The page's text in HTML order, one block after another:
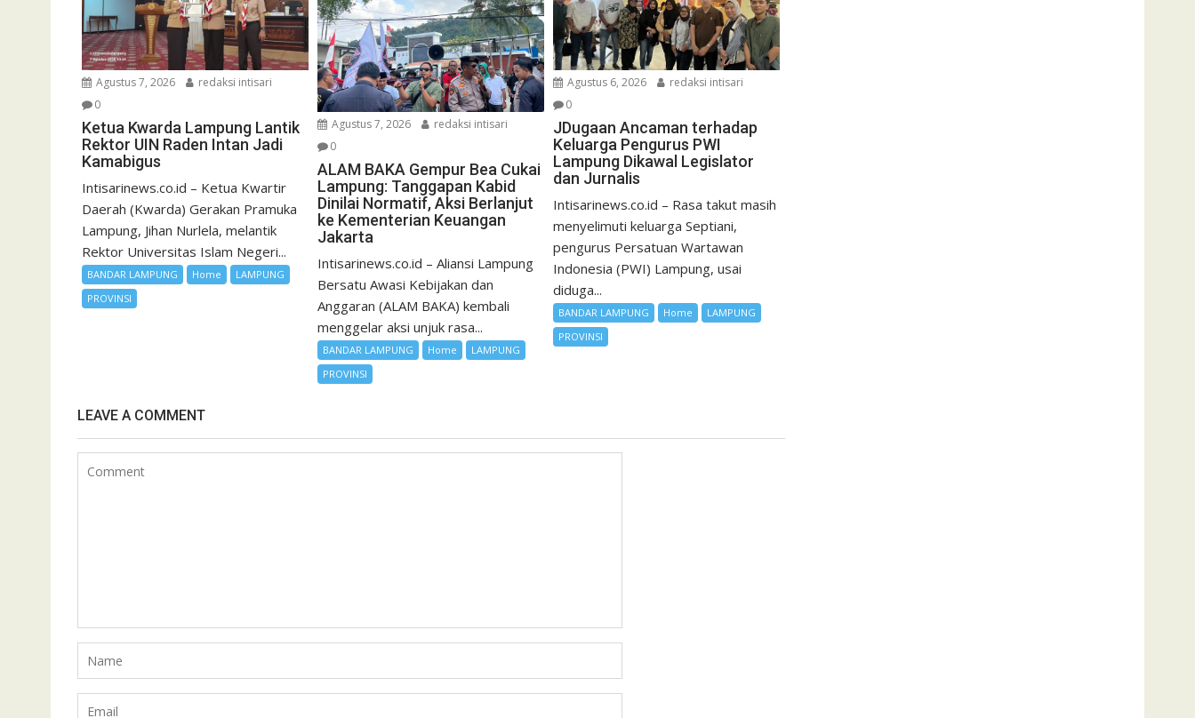
Agustus 7, 2026
redaksi intisari
0
Ketua Kwarda Lampung Lantik
Rektor UIN Raden Intan Jadi
Kamabigus
Intisarinews.co.id – Ketua Kwartir
Daerah (Kwarda) Gerakan Pramuka
Lampung, Jihan Nurlela, melantik
Rektor Universitas Islam Negeri...
BANDAR LAMPUNG Home
LAMPUNG
PROVINSI
Agustus 7, 2026
redaksi intisari
0
ALAM BAKA Gempur Bea Cukai
Lampung: Tanggapan Kabid
Dinilai Normatif, Aksi Berlanjut
ke Kementerian Keuangan
Jakarta
Intisarinews.co.id – Aliansi Lampung
Bersatu Awasi Kebijakan dan
Anggaran (ALAM BAKA) kembali
menggelar aksi unjuk rasa...
BANDAR LAMPUNG Home
LAMPUNG
PROVINSI
Agustus 6, 2026
redaksi intisari
0
JDugaan Ancaman terhadap
Keluarga Pengurus PWI
Lampung Dikawal Legislator
dan Jurnalis
Intisarinews.co.id – Rasa takut masih
menyelimuti keluarga Septiani,
pengurus Persatuan Wartawan
Indonesia (PWI) Lampung, usai
diduga...
BANDAR LAMPUNG Home
LAMPUNG
PROVINSI
LEAVE A COMMENT